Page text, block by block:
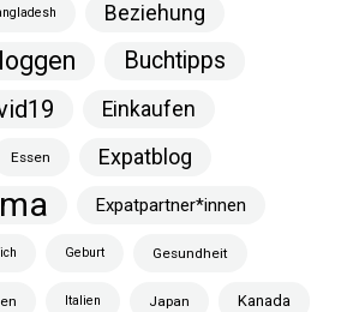
Beziehung
Buchtipps
Einkaufen
Essen Expatblog
Expatpartner*innen
Geburt Gesundheit
Italien Japan Kanada